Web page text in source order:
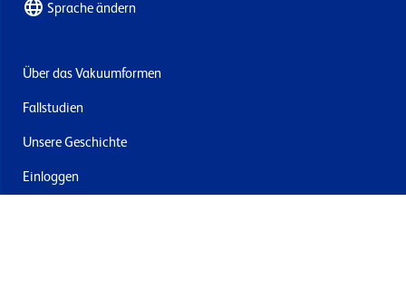
Sprache ändern
Über das Vakuumformen
Fallstudien
Unsere Geschichte
Einloggen